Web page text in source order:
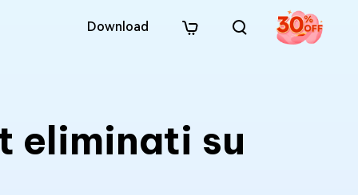
Download
eliminati su